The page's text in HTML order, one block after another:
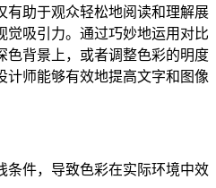
有助于观众轻松地阅读和理解展
觉吸引力。通过巧妙地运用对比
色背景上，或者调整色彩的明度
计师能够有效地提高文字和图像
条件，导致色彩在实际环境中效